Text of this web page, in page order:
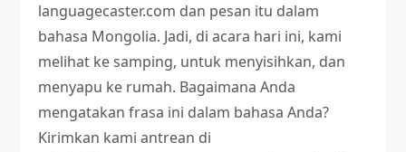
languagecaster.com dan pesan itu dalam
bahasa Mongolia. Jadi, di acara hari ini, kami
melihat ke samping, untuk menyisihkan, dan
menyapu ke rumah. Bagaimana Anda
mengatakan frasa ini dalam bahasa Anda?
Kirimkan kami antrean di